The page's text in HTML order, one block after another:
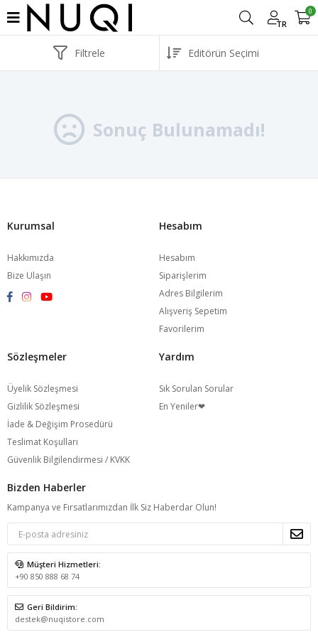
TR
0
Filtrele
Sonuç Bulunamadı!
Kurumsal
Hakkımızda
Bize Ulaşın
Hesabım
Hesabım
Siparişlerim
Adres Bilgilerim
Alışveriş Sepetim
Favorilerim
Sözleşmeler
Üyelik Sözleşmesi
Gizlilik Sözleşmesi
İade & Değişim Prosedürü
Teslimat Koşulları
Güvenlik Bilgilendirmesi / KVKK
Yardım
Sık Sorulan Sorular
En Yeniler❤
Bizden Haberler
Kampanya ve Fırsatlarımızdan İlk Siz Haberdar Olun!
Müşteri Hizmetleri:
+90 850 888 68 74
Geri Bildirim:
destek@nuqistore.com